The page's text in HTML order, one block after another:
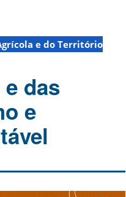
e do Território
das
e